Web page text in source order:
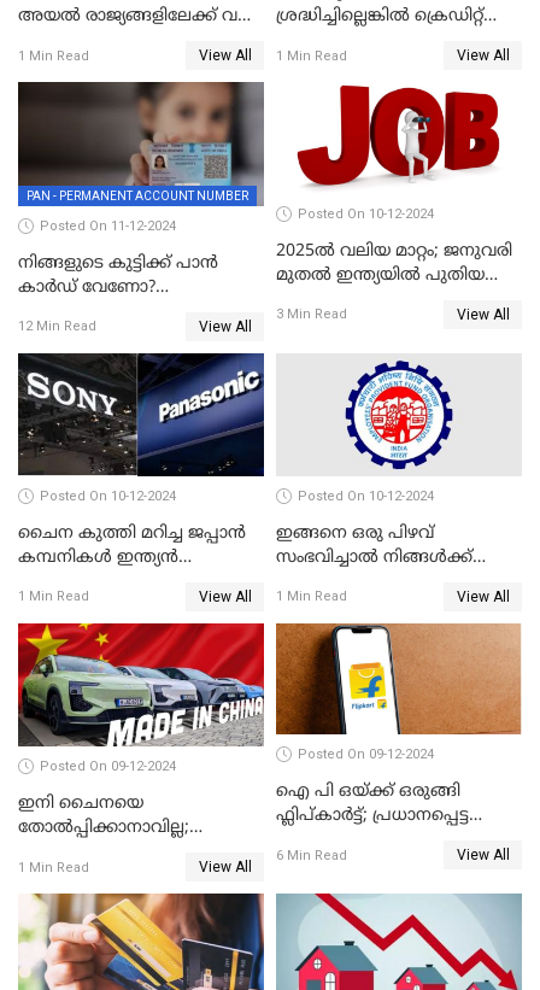
അയൽ രാജ്യങ്ങളിലേക്ക് വൻ
ചൈന
1 Min Read View All
ശ്രദ്ധിച്ചില്ലെങ്കിൽ ക്രെഡിറ്റ്
1 Min Read View All
PAN - PERMANENT ACCOUNT NUMBER
Posted On 11-12-2024
നിങ്ങളുടെ കുട്ടിക്ക് പാൻ
കാർഡ് വേണോ?
എങ്ങനെയാണെന്ന് നോക്കാം
12 Min Read View All
Posted On 10-12-2024
2025ൽ വലിയ മാറ്റം; ജനുവരി
മുതൽ ഇന്ത്യയിൽ പുതിയ
3 Min Read View All
Posted On 10-12-2024
ചൈന കുത്തി മറിച്ച ജപ്പാൻ
കമ്പനികൾ ഇന്ത്യൻ
വീണ്ടും മുന്നിൽ
1 Min Read View All
Posted On 10-12-2024
ഇങ്ങനെ ഒരു പിഴവ്
സംഭവിച്ചാൽ നിങ്ങൾക്ക്
1 Min Read View All
Posted On 09-12-2024
ഇനി ചൈനയെ
തോൽപ്പിക്കാനാവില്ല;
അമേരിക്കയേയും ഞെട്ടിച്ച്
ചൈനീസ് കാറുകൾ
1 Min Read View All
Posted On 09-12-2024
ഐ പി ഒയ്ക്ക് ഒരുങ്ങി
ഫ്ലിപ്കാർട്ട്; പ്രധാനപ്പെട്ട
6 Min Read View All